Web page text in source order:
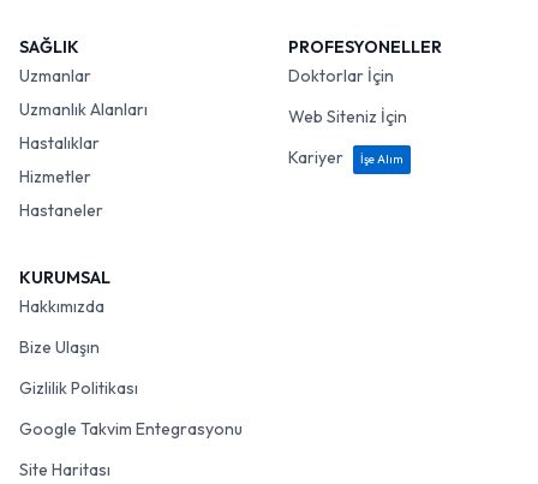
SAĞLIK
Uzmanlar
Uzmanlık Alanları
Hastalıklar
Hizmetler
Hastaneler
PROFESYONELLER
Doktorlar İçin
Web Siteniz İçin
Kariyer
İşe Alım
KURUMSAL
Hakkımızda
Bize Ulaşın
Gizlilik Politikası
Google Takvim Entegrasyonu
Site Haritası